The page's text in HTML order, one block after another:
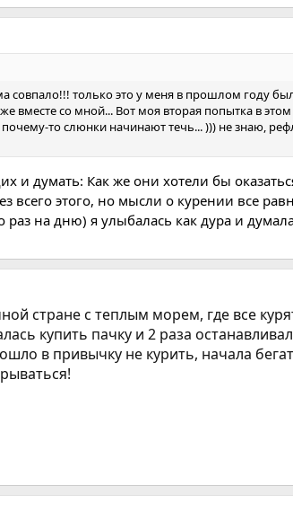
совпало!!! только это у меня в прошлом году
вместе со мной... Вот моя вторая попытка в этом
то слюнки начинают течь... ))) не знаю,
и думать: Как же они хотели бы
всего этого, но мысли о курении все
на дню) я улыбалась как дура и
стране с теплым морем, где все
купить пачку и 2 раза
в привычку не курить, начала